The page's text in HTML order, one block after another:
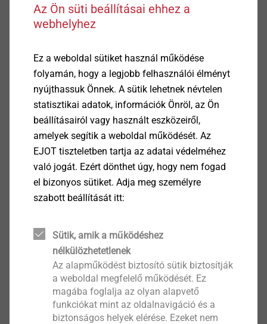
ETA-20/0446 Concrete screw JC2 Plus.pdf
ETA-20/1280 Multifix SE1000 Seismic.pdf
ETA-21/0420 Fastening screws JT2.pdf
ETA-21/0421 Fastening screws JF.pdf
1 MB
ETA-21/0664 Injection System Multifix PSF+.pdf
ETA-21/0756 CROSSFIX.pdf
4 MB
ETA-21/1023 Fastening screws for sandwich panels JF.pdf
ETA-21/1107 Concrete screw JC6-D.pdf
ETA-22-0912 Drop in anchor Part6_en.pdf
ETA-22-0913 Drop in anchor Opt7_en.pdf
695 KB
ETA-22/0126 JT, JF and JZ screws.pdf
ETA-22/0365 Multifix SE1000 Seismic.pdf
ETA-22/0641 Blind rivets ECORIV.pdf
ETA-22/0704 Multifix USF.pdf
ETA-22/0762 Solar fasteners.pdf 1 MB
ETA-22/0870 Fastening screws for metal members and sheeting.pdf
ETA-22/0912 Drop in anchor J+, JS+, JSR+, JE+, JSE+.pdf
ETA-22/0913 Drop in anchor J+, JS+.pdf 695 KB
Az Ön süti beállításai ehhez a
webhelyhez
Ez a weboldal sütiket használ működése
folyamán, hogy a legjobb felhasználói élményt
nyújthassuk Önnek. A sütik lehetnek névtelen
statisztikai adatok, információk Önröl, az Ön
beállításairól vagy használt eszközeiről,
amelyek segítik a weboldal működését. Az
EJOT tiszteletben tartja az adatai védelméhez
való jogát. Ezért dönthet úgy, hogy nem fogad
el bizonyos sütiket. Adja meg személyre
szabott beállítását itt:
Sütik, amik a működéshez
nélkülözhetetlenek
Az alapműködést biztosító sütik biztosítják
a weboldal megfelelő működését. Ez
magába foglalja az olyan alapvető
funkciókat mint az oldalnavigáció és a
biztonságos helyek elérése. Ezeket nem